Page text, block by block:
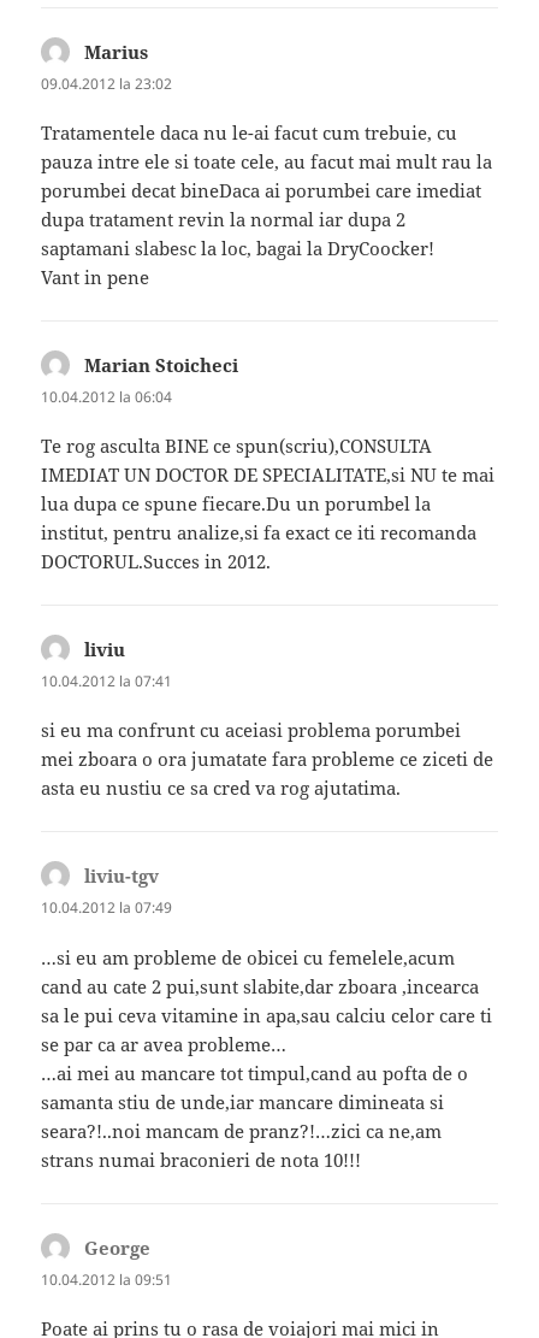
Marius
09.04.2012 la 23:02
Tratamentele daca nu le-ai facut cum trebuie, cu
pauza intre ele si toate cele, au facut mai mult rau la
porumbei decat bineDaca ai porumbei care imediat
dupa tratament revin la normal iar dupa 2
saptamani slabesc la loc, bagai la DryCoocker!
Vant in pene
Marian Stoicheci
10.04.2012 la 06:04
Te rog asculta BINE ce spun(scriu),CONSULTA
IMEDIAT UN DOCTOR DE SPECIALITATE,si NU te mai
lua dupa ce spune fiecare.Du un porumbel la
institut, pentru analize,si fa exact ce iti recomanda
DOCTORUL.Succes in 2012.
liviu
10.04.2012 la 07:41
si eu ma confrunt cu aceiasi problema porumbei
mei zboara o ora jumatate fara probleme ce ziceti de
asta eu nustiu ce sa cred va rog ajutatima.
liviu-tgv
10.04.2012 la 07:49
…si eu am probleme de obicei cu femelele,acum
cand au cate 2 pui,sunt slabite,dar zboara ,incearca
sa le pui ceva vitamine in apa,sau calciu celor care ti
se par ca ar avea probleme…
…ai mei au mancare tot timpul,cand au pofta de o
samanta stiu de unde,iar mancare dimineata si
seara?!..noi mancam de pranz?!…zici ca ne,am
strans numai braconieri de nota 10!!!
George
10.04.2012 la 09:51
Poate ai prins tu o rasa de voiajori mai mici in